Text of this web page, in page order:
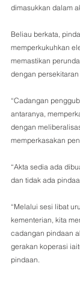
dimasukkan dalam
Beliau berkata,
memperkukuhkan
memastikan
dengan
“Cadangan
antaranya,
dengan
memperkasakan
“Akta sedia ada
dan tidak ada
“Melalui sesi libat
kementerian, kita
cadangan pindaan
gerakan koperasi
pindaan.